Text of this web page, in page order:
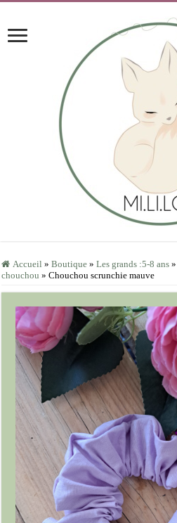
Accueil » Boutique » Les grands :5-8 ans »
chouchou » Chouchou scrunchie mauve